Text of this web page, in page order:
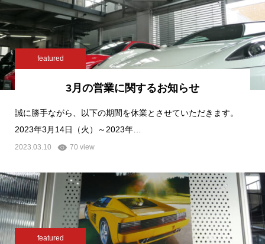
featured
3月の営業に関するお知らせ
誠に勝手ながら、以下の期間を休業とさせていただきます。
2023年3月14日（火）～2023年…
2023.03.10 70 view
featured